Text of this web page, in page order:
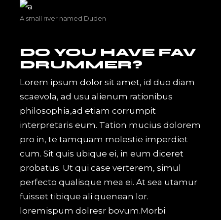
A small river named Duden
DO YOU HAVE FAV
DRUMMER?
Lorem ipsum dolor sit amet, id duo diam
scaevola, ad usu alienum rationibus
philosophia,ad etiam corrumpit
interpretaris eum. Tation mucius dolorem
pro in, te tamquam molestie imperdiet
cum. Sit quis ubique ei, in eum diceret
probatus. Ut qui case verterem, simul
perfecto qualisque mea ei. At sea utamur
fuisset tibique ali quenean lor.
loremispum dolresr bovum.Morbi